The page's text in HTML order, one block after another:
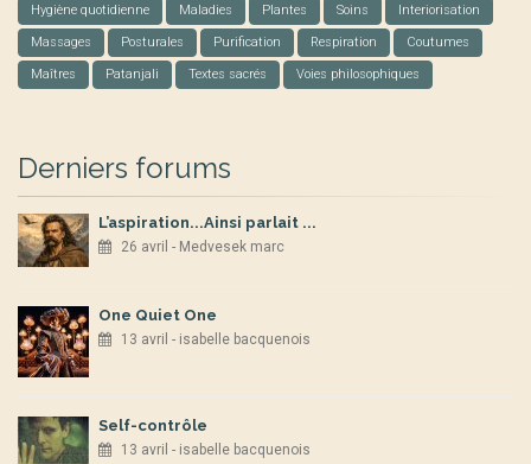
Hygiène quotidienne Maladies Plantes Soins Interiorisation
Massages Posturales Purification Respiration Coutumes
Maîtres Patanjali Textes sacrés Voies philosophiques
Derniers forums
L’aspiration...Ainsi parlait ...
26 avril - Medvesek marc
One Quiet One
13 avril - isabelle bacquenois
Self-contrôle
13 avril - isabelle bacquenois